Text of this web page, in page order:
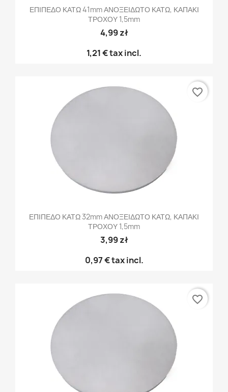
ΕΠΙΠΕΔΟ ΚΑΤΩ 41mm ΑΝΟΞΕΙΔΩΤΟ ΚΑΤΩ, ΚΑΠΑΚΙ
ΤΡΟΧΟΥ 1,5mm
4,99 zł
1,21 €tax incl.
ΕΠΙΠΕΔΟ ΚΑΤΩ 32mm ΑΝΟΞΕΙΔΩΤΟ ΚΑΤΩ, ΚΑΠΑΚΙ
ΤΡΟΧΟΥ 1,5mm
3,99 zł
0,97 €tax incl.
favorite_border
favorite_border